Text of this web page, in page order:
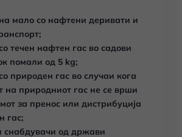
мало со нафтени деривати и
течен нафтен гас во садови
помали од 5 kg;
природен гас во случаи кога
на природниот гас не се врши
за пренос или дистрибуција
гас;
снабдувачи од држави